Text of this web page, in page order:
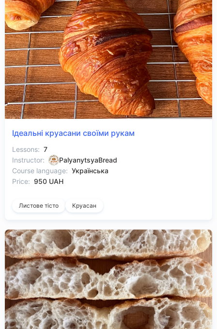
Ідеальні круасани своїми рукам
Lessons: 7
Instructor:
PalyanytsyaBread
Course language: Українська
Price: 950 UAH
Листове тісто Круасан